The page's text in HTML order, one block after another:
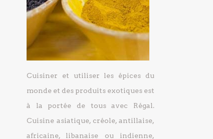
Cuisiner et utiliser les épices du
monde et des produits exotiques est
à la portée de tous avec Régal.
Cuisine asiatique, créole, antillaise,
africaine, libanaise ou indienne,